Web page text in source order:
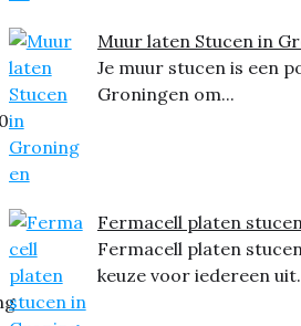
Muur laten Stucen in
Je muur stucen is een
Groningen om...
Fermacell platen
Fermacell platen
keuze voor iedereen